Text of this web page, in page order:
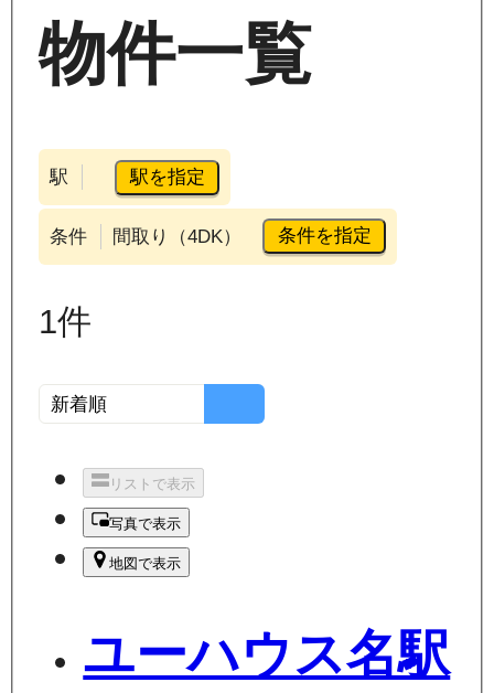
物件一覧
駅 駅を指定
条件 間取り（4DK） 条件を指定
1件
リストで表示
写真で表示
地図で表示
ユーハウス名駅